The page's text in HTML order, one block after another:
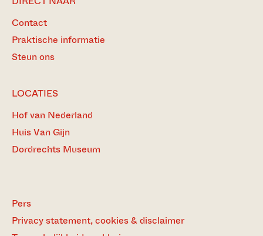
Contact
Praktische informatie
Steun ons
LOCATIES
Hof van Nederland
Huis Van Gijn
Dordrechts Museum
Pers
Privacy statement, cookies & disclaimer